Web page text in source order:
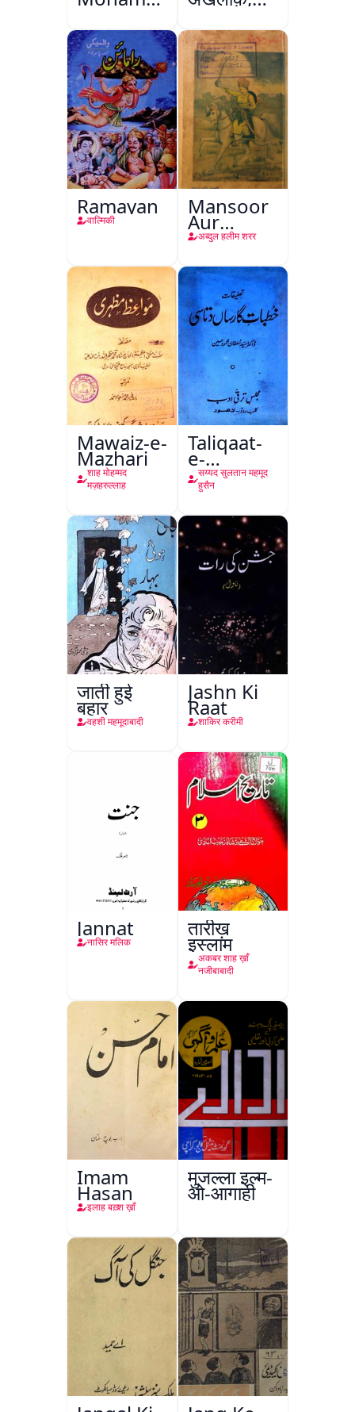
Ali Ek
Mutala
अमृतसर
Ramayan
वाल्मिकी
Mansoor
Aur
Mohina
अब्दुल हलीम शरर
Mawaiz-e-
Mazhari
शाह मोहम्मद
मज़हरुल्लाह
Taliqaat-
e-
Khutbat-
e-Garcin
सय्यद सुलतान महमूद
हुसैन
जाती हुई
बहार
वहशी महमूदाबादी
Jashn Ki
Raat
शाकिर करीमी
Jannat
नासिर मलिक
तारीख़
इस्लाम
अकबर शाह ख़ाँ
नजीबाबादी
Imam
Hasan
इलाह बख़्श ख़ाँ
मुजल्ला इल्म-
ओ-आगाही